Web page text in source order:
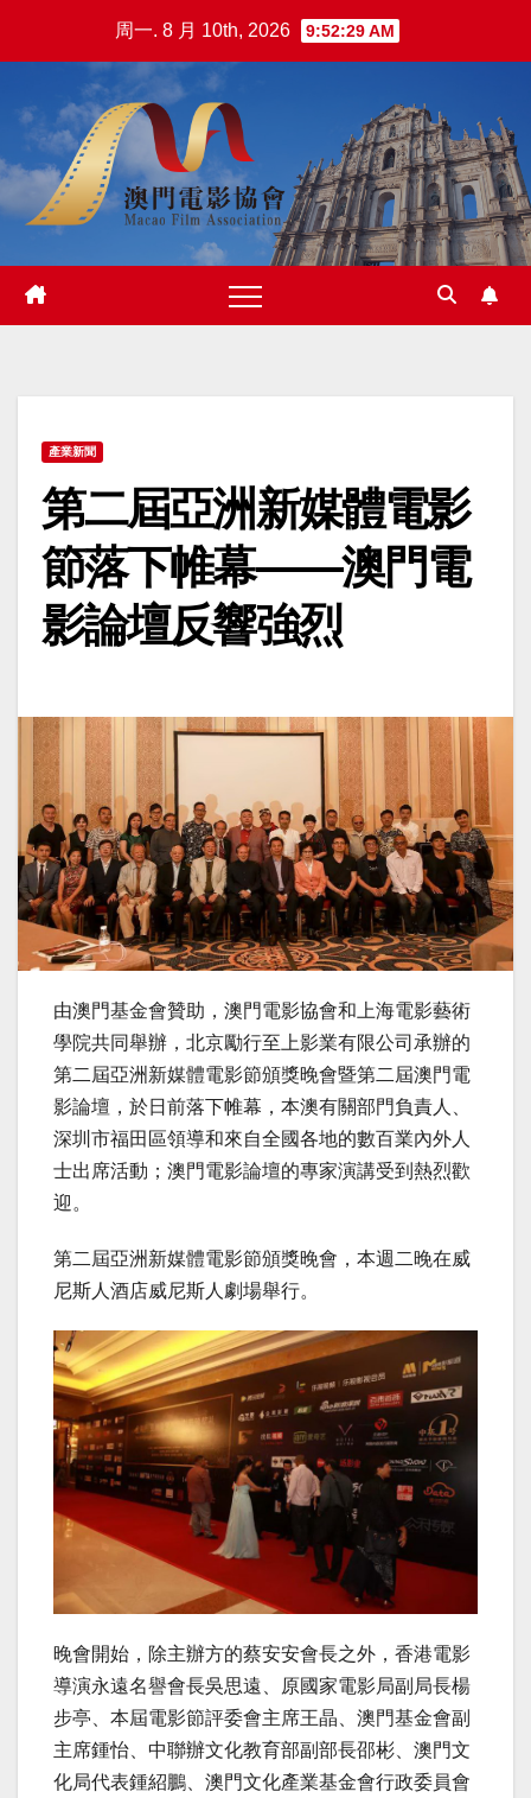
周一. 8 月 10th, 2026 9:52:30 AM
產業新聞
第二屆亞洲新媒體電影
節落下帷幕——澳門電
影論壇反響強烈
由澳門基金會贊助，澳門電影協會和上海電影藝術
學院共同舉辦，北京勵行至上影業有限公司承辦的
第二屆亞洲新媒體電影節頒獎晚會暨第二屆澳門電
影論壇，於日前落下帷幕，本澳有關部門負責人、
深圳市福田區領導和來自全國各地的數百業內外人
士出席活動；澳門電影論壇的專家演講受到熱烈歡
迎。
第二屆亞洲新媒體電影節頒獎晚會，本週二晚在威
尼斯人酒店威尼斯人劇場舉行。
晚會開始，除主辦方的蔡安安會長之外，香港電影
導演永遠名譽會長吳思遠、原國家電影局副局長楊
步亭、本屆電影節評委會主席王晶、澳門基金會副
主席鍾怡、中聯辦文化教育部副部長邵彬、澳門文
化局代表鍾紹鵬、澳門文化產業基金會行政委員會